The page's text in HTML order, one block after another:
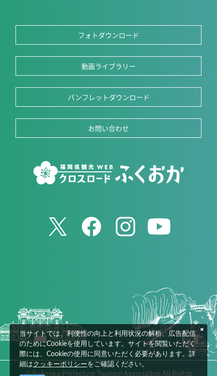
フォトダウンロード
動画ライブラリー
パンフレットダウンロード
お問い合わせ
© Fukuoka Prefecture Tourism Association All Rights
当サイトでは、利便性の向上と利用状況の解析、広告配信
のためにCookieを使用しています。サイトを閲覧いただく
際には、Cookieの使用に同意いただく必要があります。詳
細はクッキーポリシーをご確認ください。